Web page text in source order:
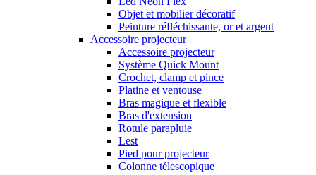
Objet et mobilier décoratif
Peinture réfléchissante, or et argent
Accessoire projecteur
Accessoire projecteur
Système Quick Mount
Crochet, clamp et pince
Platine et ventouse
Bras magique et flexible
Bras d'extension
Rotule parapluie
Lest
Pied pour projecteur
Colonne télescopique